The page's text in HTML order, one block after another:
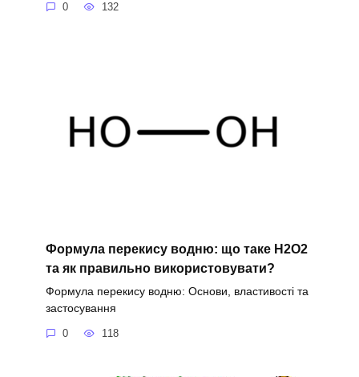
0 132
Формула перекису водню: що таке H2O2
та як правильно використовувати?
Формула перекису водню: Основи, властивості та
застосування
0 118